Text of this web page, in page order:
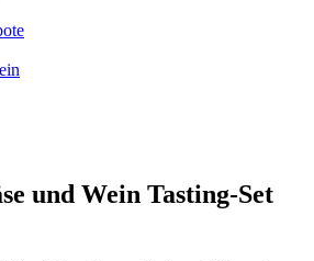
und Wein Tasting-Set